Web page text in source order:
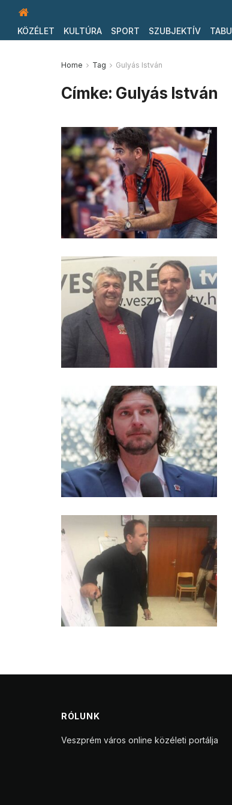
KÖZÉLET KULTÚRA SPORT SZUBJEKTÍV TABU
Home Tag Gulyás István
Címke: Gulyás István
RÓLUNK
Veszprém város online közéleti portálja